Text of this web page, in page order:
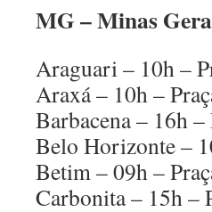
MG – Minas
Araguari – 10h –
Araxá – 10h –
Barbacena – 16h
Belo Horizonte –
Betim – 09h –
Carbonita – 15h –